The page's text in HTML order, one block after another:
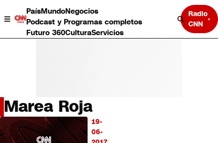
PaísMundoNegocios
Podcast y Programas completos
Futuro 360CulturaServicios
Radio
CNN
País
Mundo
Marea Roja
19-
06-
LO
MÁS